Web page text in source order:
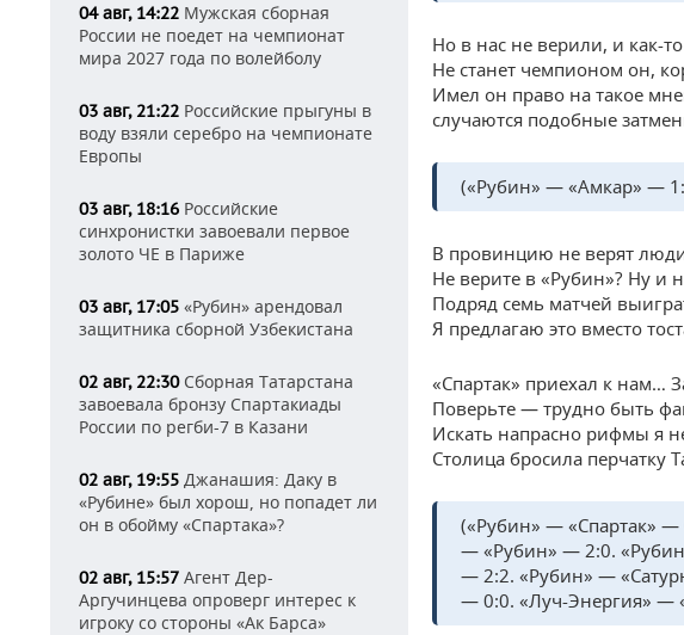
04 авг, 14:22 Мужская сборная
России не поедет на чемпионат
мира 2027 года по волейболу
03 авг, 21:22 Российские прыгуны в
воду взяли серебро на чемпионате
Европы
03 авг, 18:16 Российские
синхронистки завоевали первое
золото ЧЕ в Париже
03 авг, 17:05 «Рубин» арендовал
защитника сборной Узбекистана
02 авг, 22:30Сборная Татарстана
завоевала бронзу Спартакиады
России по регби-7 в Казани
02 авг, 19:55 Джанашия: Даку в
«Рубине» был хорош, но попадет ли
он в обойму «Спартака»?
02 авг, 15:57 Агент Дер-
Аргучинцева опроверг интерес к
игроку со стороны «Ак Барса»
Но в нас не верили, и как-
Не станет чемпионом он,
Имел он право на такое
случаются подобные
(«Рубин» — «Амкар» —
В провинцию не верят
Не верите в «Рубин»? Ну и
Подряд семь матчей
Я предлагаю это вместо
«Спартак» приехал к нам…
Поверьте — трудно быть
Искать напрасно рифмы я
Столица бросила перчатку
(«Рубин» — «Спартак»
— «Рубин» — 2:0.
— 2:2. «Рубин» —
— 0:0. «Луч-Энергия» —